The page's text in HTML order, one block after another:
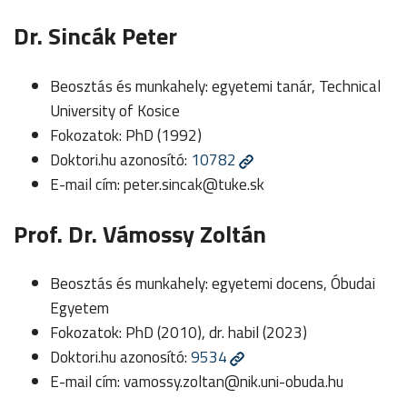
Dr. Sincák Peter
Beosztás és munkahely: egyetemi tanár, Technical
University of Kosice
Fokozatok: PhD (1992)
Doktori.hu azonosító: 10782
E-mail cím:peter.sincak@tuke.sk
Prof. Dr. Vámossy Zoltán
Beosztás és munkahely: egyetemi docens, Óbudai
Egyetem
Fokozatok: PhD (2010), dr. habil (2023)
Doktori.hu azonosító:9534
E-mail cím:vamossy.zoltan@nik.uni-obuda.hu